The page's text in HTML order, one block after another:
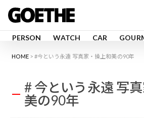
PERSON WATCH CAR
HOME #今という永遠 写真家・操上和美の90年
# 今という永遠 写
美の90年